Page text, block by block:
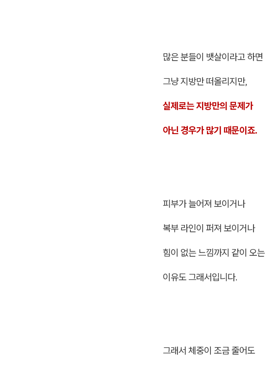
많은 분들이 뱃살이라고 하면
그냥 지방만 떠올리지만,
실제로는 지방만의 문제가
아닌 경우가 많기 때문이죠.
피부가 늘어져 보이거나
복부 라인이 퍼져 보이거나
힘이 없는 느낌까지 같이 오는
이유도 그래서입니다.
그래서 체중이 조금 줄어도